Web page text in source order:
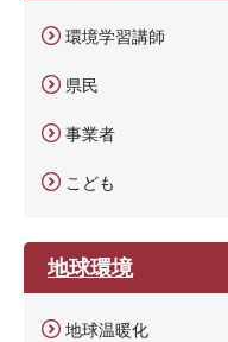
環境学習講師
県民
事業者
こども
地球環境
地球温暖化